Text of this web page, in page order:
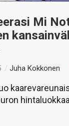
Mi
/Juha Kokkonen